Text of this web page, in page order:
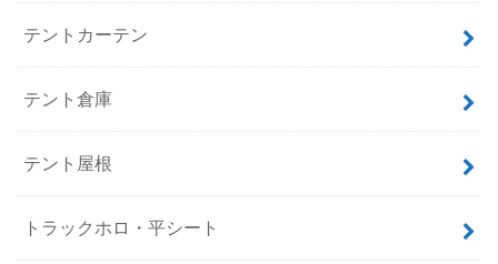
テントカーテン
テント倉庫
テント屋根
トラックホロ・平シート